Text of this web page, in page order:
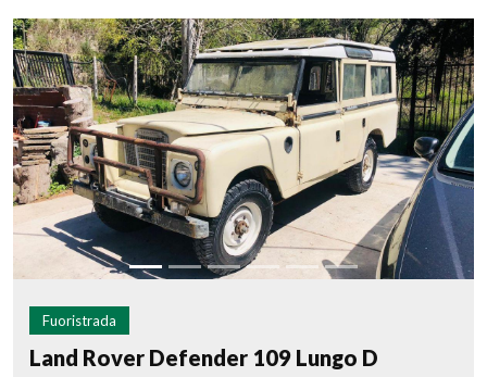
Fuoristrada
Land Rover Defender 109 Lungo D